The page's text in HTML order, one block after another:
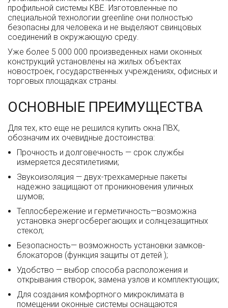
профильной системы КВЕ. Изготовленные по
специальной технологии greenline они полностью
безопасны для человека и не выделяют свинцовых
соединений в окружающую среду.
Уже более 5 000 000 произведенных нами оконных
конструкций установлены на жилых объектах
новостроек, государственных учреждениях, офисных и
торговых площадках страны.
ОСНОВНЫЕ ПРЕИМУЩЕСТВА
Для тех, кто еще не решился купить окна ПВХ,
обозначим их очевидные достоинства:
Прочность и долговечность — срок службы
измеряется десятилетиями;
Звукоизоляция — двух-трехкамерные пакеты
надежно защищают от проникновения уличных
шумов;
Теплосбережение и герметичность—возможна
установка энергосберегающих и солнцезащитных
стекол;
Безопасность— возможность установки замков-
блокаторов (функция защиты от детей );
Удобство — выбор способа расположения и
открывания створок, замена узлов и комплектующих;
Для создания комфортного микроклимата в
помещении оконные системы оснащаются